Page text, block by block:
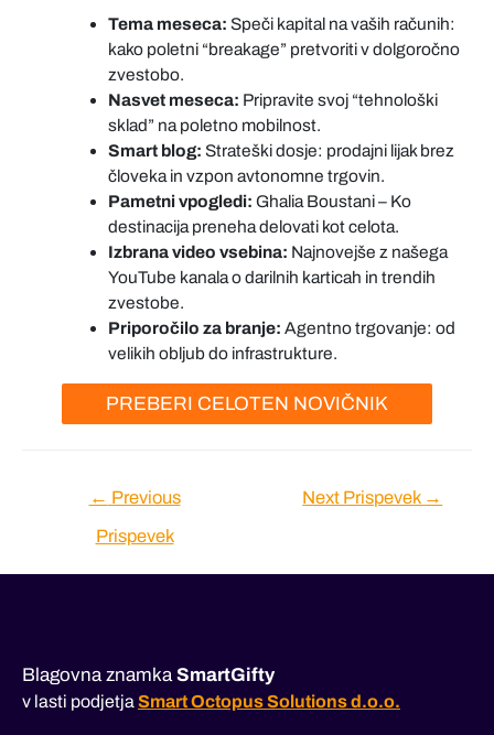
Tema meseca: Speči kapital na vaših računih:
kako poletni “breakage” pretvoriti v dolgoročno
zvestobo.
Nasvet meseca: Pripravite svoj “tehnološki
sklad” na poletno mobilnost.
Smart blog: Strateški dosje: prodajni lijak brez
človeka in vzpon avtonomne trgovin.
Pametni vpogledi: Ghalia Boustani – Ko
destinacija preneha delovati kot celota.
Izbrana video vsebina: Najnovejše z našega
YouTube kanala o darilnih karticah in trendih
zvestobe.
Priporočilo za branje: Agentno trgovanje: od
velikih obljub do infrastrukture.
PREBERI CELOTEN NOVIČNIK
Navigacija
prispevka
← Previous
Prispevek
Next Prispevek →
Blagovna znamkaSmartGifty
v lasti podjetja Smart Octopus Solutions d.o.o.